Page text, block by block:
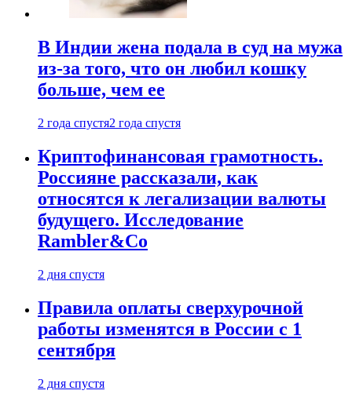
В Индии жена подала в суд на мужа
из-за того, что он любил кошку
больше, чем ее
2 года спустя2 года спустя
Криптофинансовая грамотность.
Россияне рассказали, как
относятся к легализации валюты
будущего. Исследование
Rambler&Co
2 дня спустя
Правила оплаты сверхурочной
работы изменятся в России с 1
сентября
2 дня спустя